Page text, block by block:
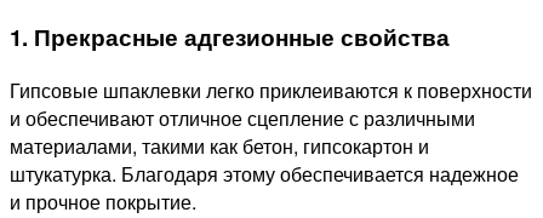
1. Прекрасные адгезионные свойства
Гипсовые шпаклевки легко приклеиваются к поверхности
и обеспечивают отличное сцепление с различными
материалами, такими как бетон, гипсокартон и
штукатурка. Благодаря этому обеспечивается надежное
и прочное покрытие.